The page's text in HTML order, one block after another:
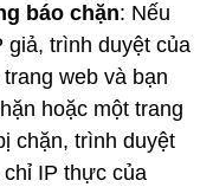
báo chặn: Nếu
giả, trình duyệt của
web và bạn
hoặc một trang
chặn, trình duyệt
IP thực của